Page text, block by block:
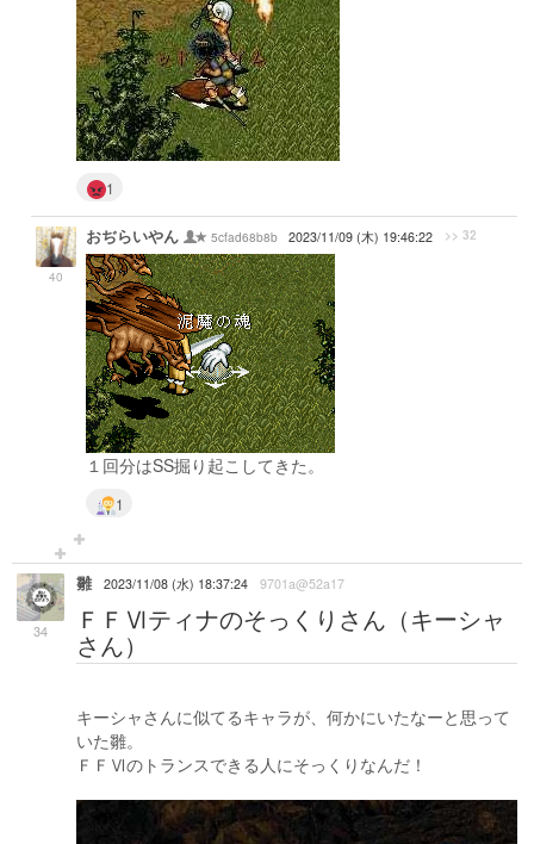
1
40
おぢらいやん 5cfad68b8b 2023/11/09 (木) 19:46:22 >> 32
１回分はSS掘り起こしてきた。
1
34
雛 2023/11/08 (水) 18:37:24 9701a@52a17
ＦＦⅥティナのそっくりさん（キーシャ
さん）
キーシャさんに似てるキャラが、何かにいたなーと思って
いた雛。
ＦＦⅥのトランスできる人にそっくりなんだ！